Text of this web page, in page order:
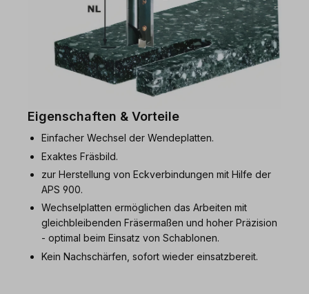
Eigenschaften & Vorteile
Einfacher Wechsel der Wendeplatten.
Exaktes Fräsbild.
zur Herstellung von Eckverbindungen mit Hilfe der
APS 900.
Wechselplatten ermöglichen das Arbeiten mit
gleichbleibenden Fräsermaßen und hoher Präzision
- optimal beim Einsatz von Schablonen.
Kein Nachschärfen, sofort wieder einsatzbereit.